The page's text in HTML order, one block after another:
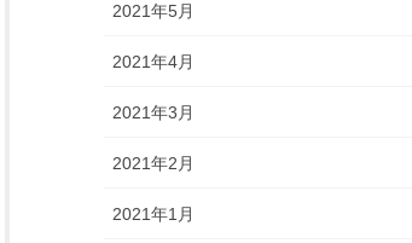
2021年5月
2021年4月
2021年3月
2021年2月
2021年1月